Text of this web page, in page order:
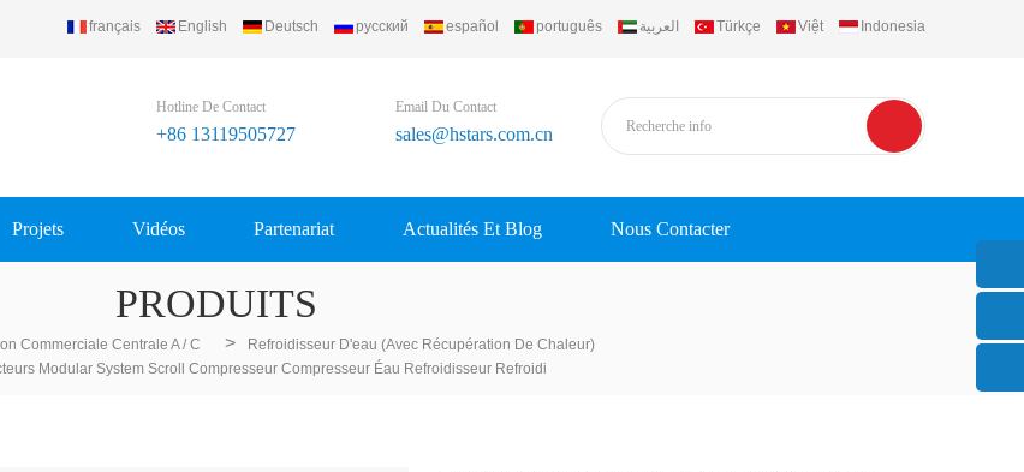
français English Deutsch русский español português العربية Türkçe Việt Indonesia
Hotline De Contact
+86 13119505727
Email Du Contact
sales@hstars.com.cn
Projets Vidéos Partenariat Actualités Et Blog Nous Contacter
PRODUITS
Commerciale Centrale A / C > Refroidisseur D'eau (avec Récupération De Chaleur)
Modular System Scroll Compresseur Compresseur Éau Refroidisseur Refroidi